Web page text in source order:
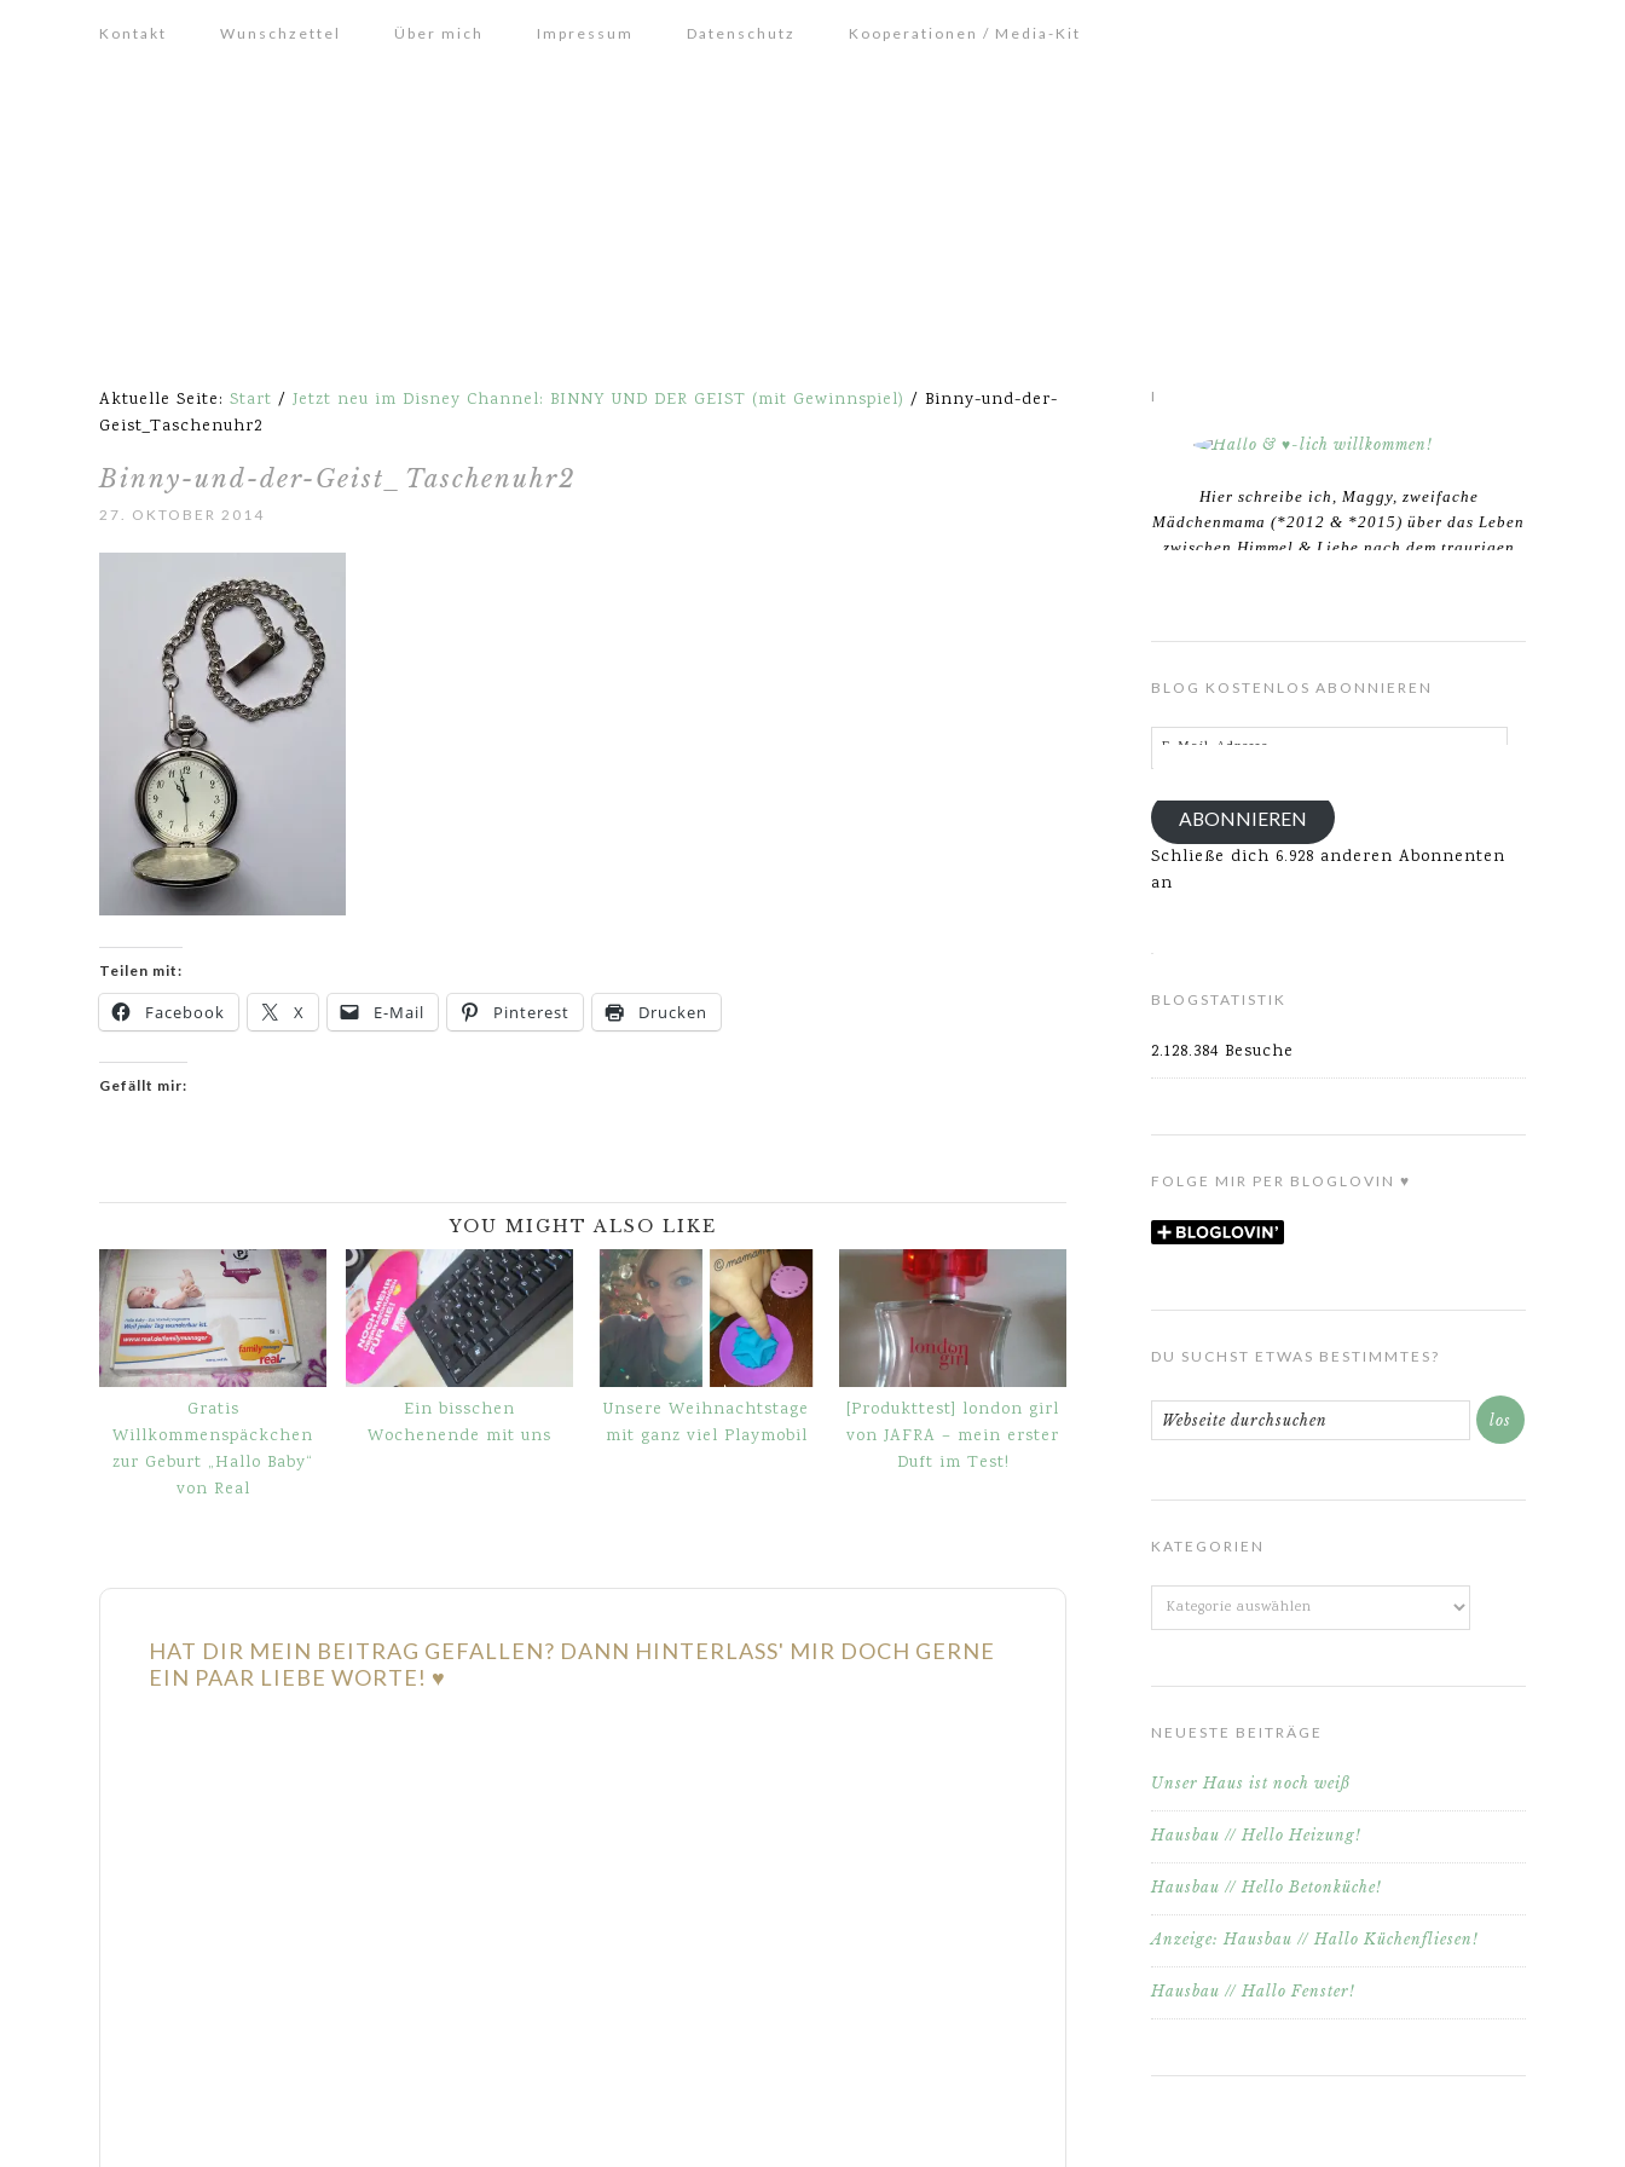
Kontakt Wunschzettel Über mich Impressum Datenschutz Kooperationen / Media-Kit
Aktuelle Seite: Start / Jetzt neu im Disney Channel: BINNY UND DER GEIST (mit Gewinnspiel) / Binny-und-der-
Geist_Taschenuhr2
Binny-und-der-Geist_Taschenuhr2
27. OKTOBER 2014
Teilen mit:
Facebook X E-Mail Pinterest Drucken
Gefällt mir:
YOU MIGHT ALSO LIKE
Gratis
Willkommenspäckchen
zur Geburt „Hallo Baby“
von Real
Ein bisschen
Wochenende mit uns
Unsere Weihnachtstage
mit ganz viel Playmobil
[Produkttest] london girl
von JAFRA – mein erster
Duft im Test!
HAT DIR MEIN BEITRAG GEFALLEN? DANN HINTERLASS' MIR DOCH GERNE
EIN PAAR LIEBE WORTE! ♥
HALLO & ♥-LICH WILLKOMMEN!
Hier schreibe ich, Maggy, zweifache
Mädchenmama (*2012 & *2015) über das Leben
zwischen Himmel & Liebe nach dem traurigen
BLOG KOSTENLOS ABONNIEREN
E-
Mail-
ABONNIEREN
Schließe dich 6.928 anderen Abonnenten
an
BLOGSTATISTIK
2.128.384 Besuche
FOLGE MIR PER BLOGLOVIN ♥
DU SUCHST ETWAS BESTIMMTES?
KATEGORIEN
Kategorien
NEUESTE BEITRÄGE
Unser Haus ist noch weiß
Hausbau // Hello Heizung!
Hausbau // Hello Betonküche!
Anzeige: Hausbau // Hallo Küchenfliesen!
Hausbau // Hallo Fenster!